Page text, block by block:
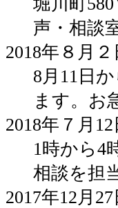
声・相談
2018年８月２
8月11日
ます。お
2018年７月12
1時から4
相談を担
2017年12月27